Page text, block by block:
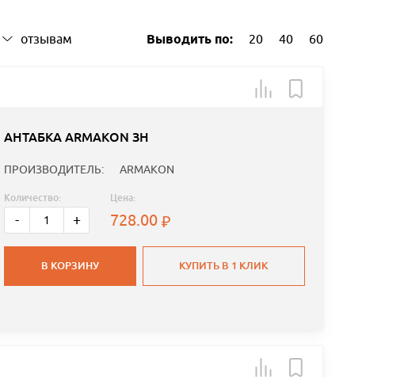
отзывам Выводить по: 20 40 60
АНТАБКА ARMAKON ЗН
ПРОИЗВОДИТЕЛЬ: ARMAKON
Количество:
- +
Цена:
728.00
В КОРЗИНУ КУПИТЬ В 1 КЛИК